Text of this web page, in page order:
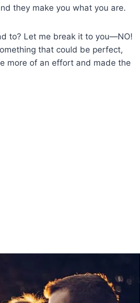
they make you what you are.
to? Let me break it to you—NO!
that could be perfect,
more of an effort and made the